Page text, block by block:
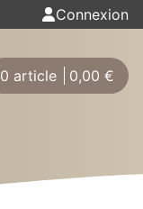
Connexion
0 article 0,00 €